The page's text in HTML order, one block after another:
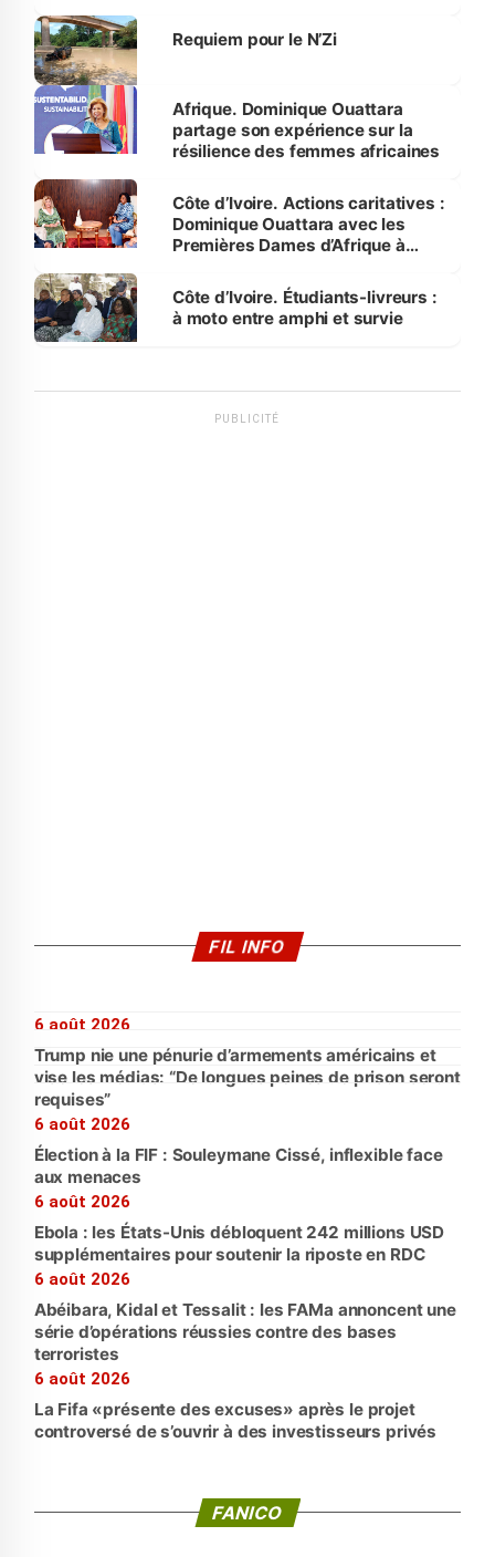
Requiem pour le N’Zi
Afrique. Dominique Ouattara
partage son expérience sur la
résilience des femmes africaines
Côte d’Ivoire. Actions caritatives :
Dominique Ouattara avec les
Premières Dames d’Afrique à
Côte d’Ivoire. Étudiants-livreurs :
à moto entre amphi et survie
PUBLICITÉ
FIL INFO
6 août 2026
Trump nie une pénurie d’armements américains et
vise les médias: “De longues peines de prison seront
requises”
6 août 2026
Élection à la FIF : Souleymane Cissé, inflexible face
aux menaces
6 août 2026
Ebola : les États-Unis débloquent 242 millions USD
supplémentaires pour soutenir la riposte en RDC
6 août 2026
Abéibara, Kidal et Tessalit : les FAMa annoncent une
série d’opérations réussies contre des bases
terroristes
6 août 2026
La Fifa «présente des excuses» après le projet
controversé de s’ouvrir à des investisseurs privés
FANICO